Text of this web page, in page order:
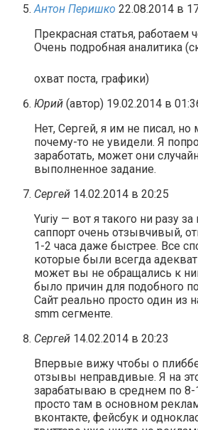
Антон Перишко 22.08.2014 в
Прекрасная статья, работаем
Очень подробная аналитика
охват поста, графики)
Юрий (автор) 19.02.2014 в
Нет, Сергей, я им не писал, но
почему-то не увидели. Я
заработать, может они
выполненное задание.
Сергей 14.02.2014 в 20:25
Yuriy — вот я такого ни разу
саппорт очень отзывчивый,
1-2 часа даже быстрее. Все
которые были всегда
может вы не обращались к
было причин для подобного
Сайт реально просто один из
smm сегменте.
Сергей 14.02.2014 в 20:23
Впервые вижу чтобы о
отзывы неправдивые. Я на
зарабатываю в среднем по 8-
просто там в основном
вконтакте, фейсбук и